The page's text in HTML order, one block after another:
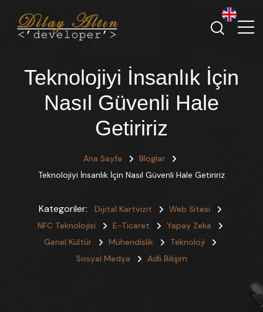
Teknolojiyi İnsanlık İçin
Nasıl Güvenli Hale
Getiririz
Ana Sayfa
Bloglar
Teknolojiyi İnsanlık İçin Nasıl Güvenli Hale Getiririz
Kategoriler: Dijital Kartvizit
Web Sitesi
NFC Teknolojisi
E-Ticaret
Yapay Zeka
Genel Kültür
Mühendislik
Teknoloji
Sosyal Medya
Adli Bilişim